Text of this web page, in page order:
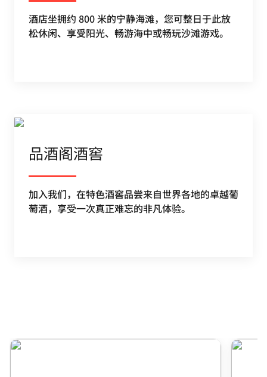
酒店坐拥约 800 米的宁静海滩，您可整日于此放
松休闲、享受阳光、畅游海中或畅玩沙滩游戏。
品酒阁酒窖
加入我们，在特色酒窖品尝来自世界各地的卓越葡
萄酒，享受一次真正难忘的非凡体验。